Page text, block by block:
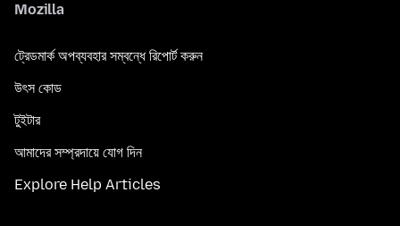
Mozilla
ট্রেডমার্ক অপব্যবহার সম্বন্ধে রিপোর্ট করুন
উৎস কোড
টুইটার
আমাদের সম্প্রদায়ে যোগ দিন
Explore Help Articles